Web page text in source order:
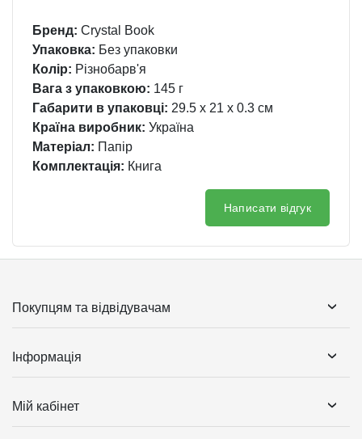
Бренд: Crystal Book
Упаковка: Без упаковки
Колір: Різнобарв'я
Вага з упаковкою: 145 г
Габарити в упаковці: 29.5 x 21 x 0.3 см
Країна виробник: Україна
Матеріал: Папір
Комплектація: Книга
Написати відгук
Покупцям та відвідувачам
Інформація
Мій кабінет